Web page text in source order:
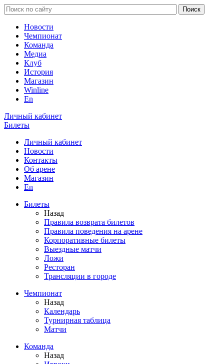
Новости
Чемпионат
Команда
Медиа
Клуб
История
Магазин
Winline
En
Личный кабинет
Билеты
Личный кабинет
Новости
Контакты
Об арене
Магазин
En
Билеты
Назад
Правила возврата билетов
Правила поведения на арене
Корпоративные билеты
Выездные матчи
Ложи
Ресторан
Трансляции в городе
Чемпионат
Назад
Календарь
Турнирная таблица
Матчи
Команда
Назад